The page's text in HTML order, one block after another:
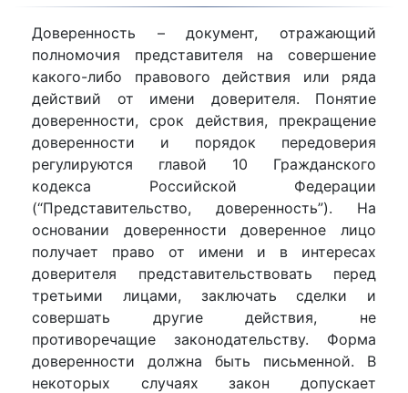
Доверенность – документ, отражающий
полномочия представителя на совершение
какого-либо правового действия или ряда
действий от имени доверителя. Понятие
доверенности, срок действия, прекращение
доверенности и порядок передоверия
регулируются главой 10 Гражданского
кодекса Российской Федерации
(“Представительство, доверенность”). На
основании доверенности доверенное лицо
получает право от имени и в интересах
доверителя представительствовать перед
третьими лицами, заключать сделки и
совершать другие действия, не
противоречащие законодательству. Форма
доверенности должна быть письменной. В
некоторых случаях закон допускает